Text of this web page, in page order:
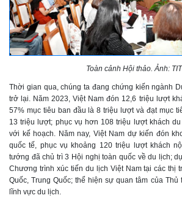
Toàn cảnh Hội thảo. Ảnh:
Thời gian qua, chúng ta đang chứng kiến ngành
trở lại. Năm 2023, Việt Nam đón 12,6 triệu lượt
57% mục tiêu ban đầu là 8 triệu lượt và đạt mục
13 triệu lượt; phục vụ hơn 108 triệu lượt khách
với kế hoạch. Năm nay, Việt Nam dự kiến đón
quốc tế, phục vụ khoảng 120 triệu lượt khách
tướng đã chủ trì 3 Hội nghị toàn quốc về du lịch;
Chương trình xúc tiến du lịch Việt Nam tại các thị
Quốc, Trung Quốc; thể hiện sự quan tâm của
lĩnh vực du lịch.